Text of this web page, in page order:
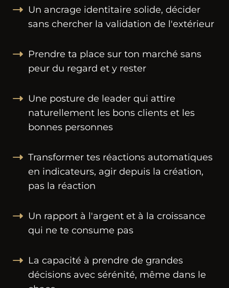
Un ancrage identitaire solide, décider
sans chercher la validation de l'extérieur
Prendre ta place sur ton marché sans
peur du regard et y rester
Une posture de leader qui attire
naturellement les bons clients et les
bonnes personnes
Transformer tes réactions automatiques
en indicateurs, agir depuis la création,
pas la réaction
Un rapport à l'argent et à la croissance
qui ne te consume pas
La capacité à prendre de grandes
décisions avec sérénité, même dans le